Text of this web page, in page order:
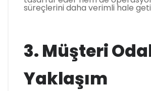
süreçlerini daha verimli hale
3. Müşteri
Yaklaşım